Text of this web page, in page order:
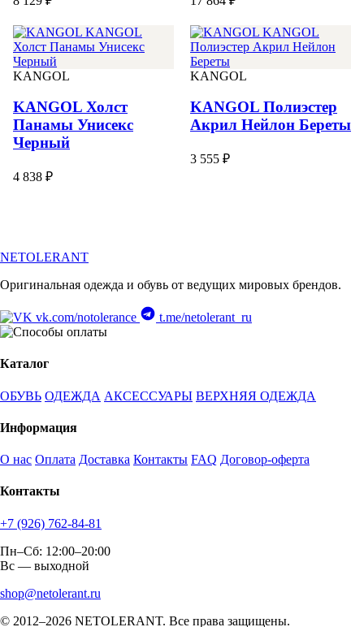
KANGOL
KANGOL Холст
Панамы Унисекс
Черный
4 838 ₽
KANGOL
KANGOL Полиэстер
Акрил Нейлон Береты
3 555 ₽
NETOLERANT
Оригинальная одежда и обувь от ведущих мировых брендов.
vk.com/notolerance t.me/netolerant_ru
Каталог
ОБУВЬ ОДЕЖДА АКСЕССУАРЫ ВЕРХНЯЯ ОДЕЖДА
Информация
О нас Оплата Доставка Контакты FAQ Договор-оферта
Контакты
+7 (926) 762-84-81
Пн–Сб: 12:00–20:00
Вс — выходной
shop@netolerant.ru
© 2012–2026 NETOLERANT. Все права защищены.